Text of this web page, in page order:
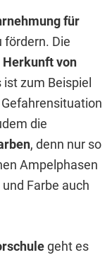
für
fördern. Die
Herkunft von
zum Beispiel
die
, denn nur so
Ampelphasen
Farbe auch
geht es